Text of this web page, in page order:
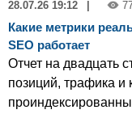
28.07.26 19:12
Какие метрики
SEO работает
Отчет на двадцать
позиций, трафика и